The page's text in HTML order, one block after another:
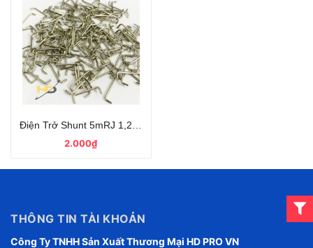
Điện Trở Shunt 5mRJ 1,2x5x16mm Mới
2.000₫
THÔNG TIN TÀI KHOẢN
Công Ty TNHH Sản Xuất Thương Mại HD PRO VN